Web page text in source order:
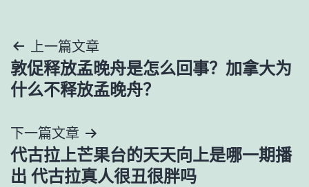
文
章
航
上一篇文章
敦促释放孟晚舟是怎么回事？加拿大为
什么不释放孟晚舟？
下一篇文章
代古拉上芒果台的天天向上是哪一期播
出 代古拉真人很丑很胖吗